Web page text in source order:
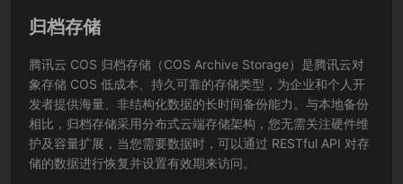
归档存储
腾讯云 COS 归档存储（COS Archive Storage）是腾讯云对
象存储 COS 低成本、持久可靠的存储类型，为企业和个人开
发者提供海量、非结构化数据的长时间备份能力。与本地备份
相比，归档存储采用分布式云端存储架构，您无需关注硬件维
护及容量扩展，当您需要数据时，可以通过 RESTful API 对存
储的数据进行恢复并设置有效期来访问。